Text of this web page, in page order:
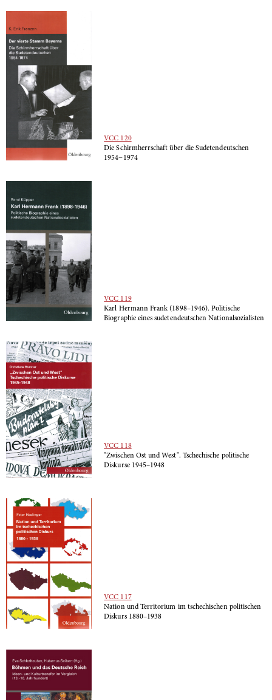
VCC 120
Die Schirmherrschaft über die Sudetendeutschen
1954−1974
VCC 119
Karl Hermann Frank (1898–1946). Politische
Biographie eines sudetendeutschen Nationalsozialisten
VCC 118
"Zwischen Ost und West". Tschechische politische
Diskurse 1945–1948
VCC 117
Nation und Territorium im tschechischen politischen
Diskurs 1880–1938